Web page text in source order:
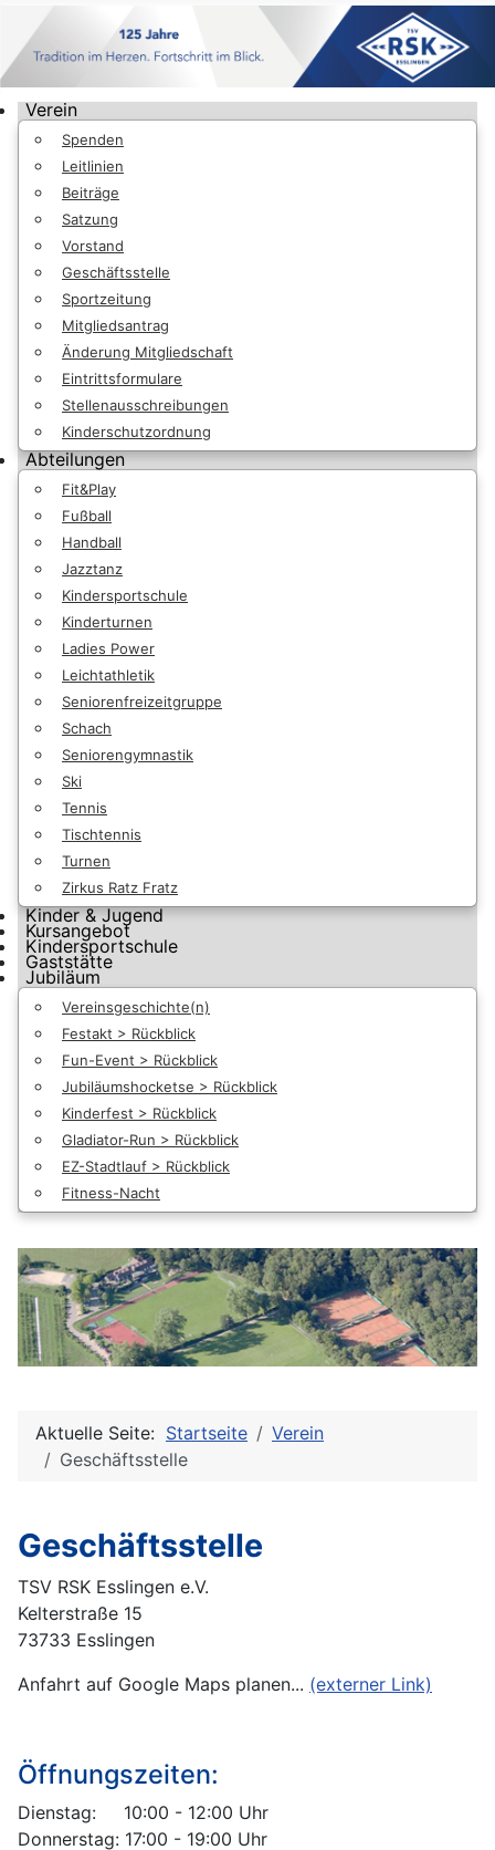
Verein
Spenden
Leitlinien
Beiträge
Satzung
Vorstand
Geschäftsstelle
Sportzeitung
Mitgliedsantrag
Änderung Mitgliedschaft
Eintrittsformulare
Stellenausschreibungen
Kinderschutzordnung
Abteilungen
Fit&Play
Fußball
Handball
Jazztanz
Kindersportschule
Kinderturnen
Ladies Power
Leichtathletik
Seniorenfreizeitgruppe
Schach
Seniorengymnastik
Ski
Tennis
Tischtennis
Turnen
Zirkus Ratz Fratz
Kinder & Jugend
Kursangebot
Kindersportschule
Gaststätte
Jubiläum
Vereinsgeschichte(n)
Festakt > Rückblick
Fun-Event > Rückblick
Jubiläumshocketse > Rückblick
Kinderfest > Rückblick
Gladiator-Run > Rückblick
EZ-Stadtlauf > Rückblick
Fitness-Nacht
Aktuelle Seite: Startseite
Verein
Geschäftsstelle
Geschäftsstelle
TSV RSK Esslingen e.V.
Kelterstraße 15
73733 Esslingen
Anfahrt auf Google Maps planen... (externer Link)
Öffnungszeiten:
Dienstag: 10:00 - 12:00 Uhr
Donnerstag: 17:00 - 19:00 Uhr